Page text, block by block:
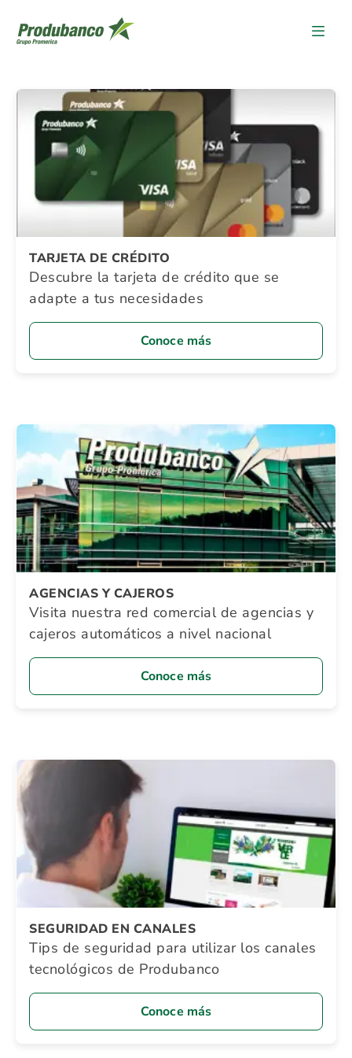
TARJETA DE CRÉDITO
Descubre la tarjeta de crédito que se
adapte a tus necesidades
Conoce más
AGENCIAS Y CAJEROS
Visita nuestra red comercial de agencias y
cajeros automáticos a nivel nacional
Conoce más
SEGURIDAD EN CANALES
Tips de seguridad para utilizar los canales
tecnológicos de Produbanco
Conoce más